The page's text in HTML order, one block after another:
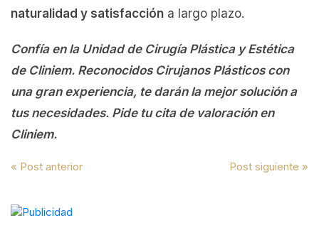
naturalidad y satisfacción a largo plazo.
Confía en la Unidad de Cirugía Plástica y Estética
de Cliniem. Reconocidos Cirujanos Plásticos con
una gran experiencia, te darán la mejor solución a
tus necesidades. Pide tu cita de valoración en
Cliniem.
Navegación
de
entradas
« Post anterior Post siguiente »